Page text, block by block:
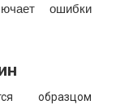
ошибки
образцом